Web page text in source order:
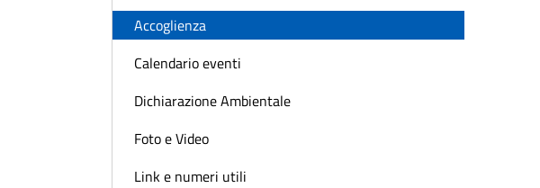
Accoglienza
Calendario eventi
Dichiarazione Ambientale
Foto e Video
Link e numeri utili